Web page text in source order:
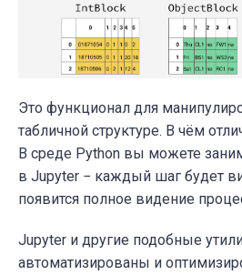
Это функционал для
табличной структуре. В чём
В среде Python вы можете
в Jupyter − каждый шаг будет
появится полное видение
Jupyter и другие подобные
автоматизированы и